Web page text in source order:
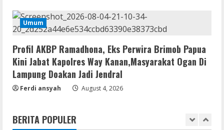
Umum
Profil AKBP Ramadhona, Eks Perwira Brimob Papua
Kini Jabat Kapolres Way Kanan,Masyarakat Ogan Di
Lampung Doakan Jadi Jendral
Ferdi ansyah August 4, 2026
BERITA POPULER
5
VL
Office 2021 Home & Student 64 bit ISO
August 7, 2026
1
Serialers
jv16 PowerTools Free[Activated]